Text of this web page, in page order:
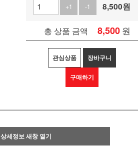
+1 -1 8,500원
총 상품 금액 8,500 원
관심상품 장바구니
구매하기
상세정보 새창 열기